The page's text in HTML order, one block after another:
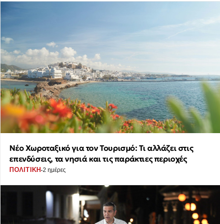
Νέο Χωροταξικό για τον Τουρισμό: Τι αλλάζει στις
επενδύσεις, τα νησιά και τις παράκτιες περιοχές
ΠΟΛΙΤΙΚΗ ·2 ημέρες